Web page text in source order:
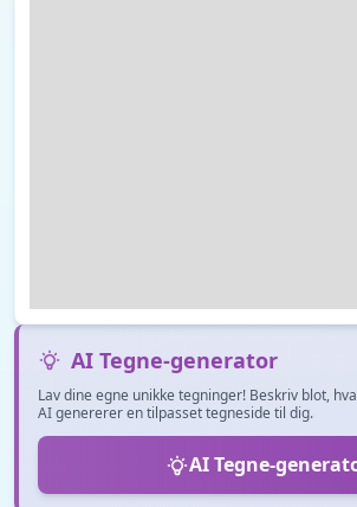
AI Tegne-generator
Lav dine egne unikke tegninger! Beskriv blot,
AI genererer en tilpasset tegneside til dig.
AI Tegne-